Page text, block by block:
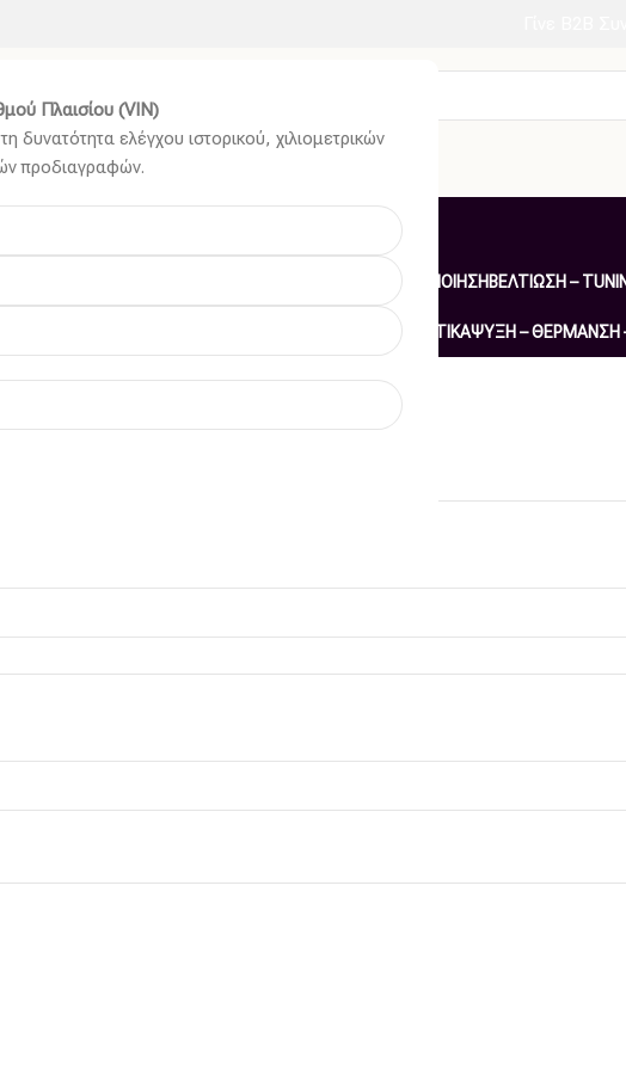
Πλαισίου (VIN)
δυνατότητα ελέγχου ιστορικού, χιλιομετρικών
προδιαγραφών.
ΑΞΕΣΟΥΆΡ – ΠΕΡΙΠΟΊΗΣΗΒΕΛΤΊΩΣΗ –
ΦΩΤΙΣΜΌΣ – ΦΩΤΙΣΤΙΚΆΨΎΞΗ – ΘΈΡΜΑΝΣΗ